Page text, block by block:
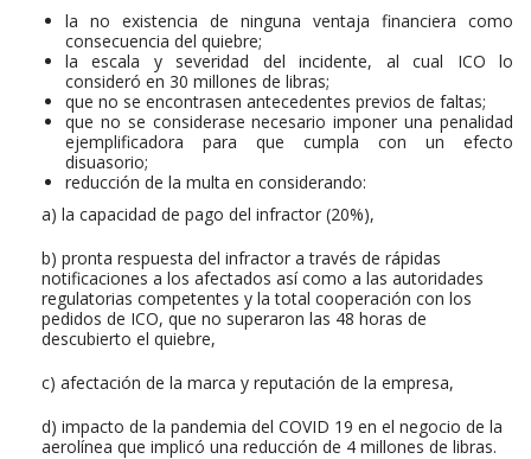
la no existencia de ninguna ventaja financiera como
consecuencia del quiebre;
la escala y severidad del incidente, al cual ICO lo
consideró en 30 millones de libras;
que no se encontrasen antecedentes previos de faltas;
que no se considerase necesario imponer una penalidad
ejemplificadora para que cumpla con un efecto
disuasorio;
reducción de la multa en considerando:
a) la capacidad de pago del infractor (20%),
b) pronta respuesta del infractor a través de rápidas
notificaciones a los afectados así como a las autoridades
regulatorias competentes y la total cooperación con los
pedidos de ICO, que no superaron las 48 horas de
descubierto el quiebre,
c) afectación de la marca y reputación de la empresa,
d) impacto de la pandemia del COVID 19 en el negocio de la
aerolínea que implicó una reducción de 4 millones de libras.